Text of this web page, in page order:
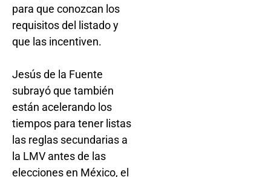
para que conozcan los
requisitos del listado y
que las incentiven.
Jesús de la Fuente
subrayó que también
están acelerando los
tiempos para tener listas
las reglas secundarias a
la LMV antes de las
elecciones en México, el